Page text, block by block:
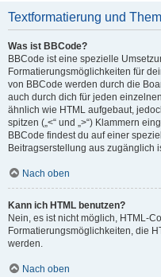
Textformatierung und
Was ist BBCode?
BBCode ist eine spezielle
Formatierungsmöglichkeiten für
von BBCode werden durch die
auch durch dich für jeden
ähnlich wie HTML aufgebaut,
spitzen („<“ und „>“) Klammern
BBCode findest du auf einer
Beitragserstellung aus zugänglich
Nach oben
Kann ich HTML benutzen?
Nein, es ist nicht möglich, HTML-
Formatierungsmöglichkeiten, die
werden.
Nach oben